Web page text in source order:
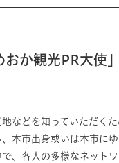
おか観光PR大使
などを知っていただく
本市出身或いは本市に
、各人の多様なネット